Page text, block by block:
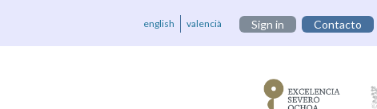
english valencià Sign in Contacto